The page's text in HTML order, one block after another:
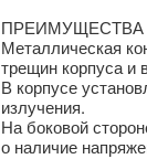
ПРЕИМУЩЕСТВА
Металлическая
трещин корпуса и
В корпусе
излучения.
На боковой
о наличие